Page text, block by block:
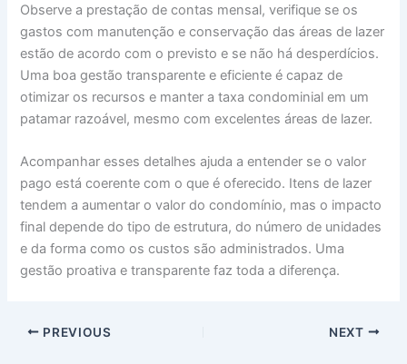
Observe a prestação de contas mensal, verifique se os
gastos com manutenção e conservação das áreas de lazer
estão de acordo com o previsto e se não há desperdícios.
Uma boa gestão transparente e eficiente é capaz de
otimizar os recursos e manter a taxa condominial em um
patamar razoável, mesmo com excelentes áreas de lazer.
Acompanhar esses detalhes ajuda a entender se o valor
pago está coerente com o que é oferecido. Itens de lazer
tendem a aumentar o valor do condomínio, mas o impacto
final depende do tipo de estrutura, do número de unidades
e da forma como os custos são administrados. Uma
gestão proativa e transparente faz toda a diferença.
PREVIOUS NEXT